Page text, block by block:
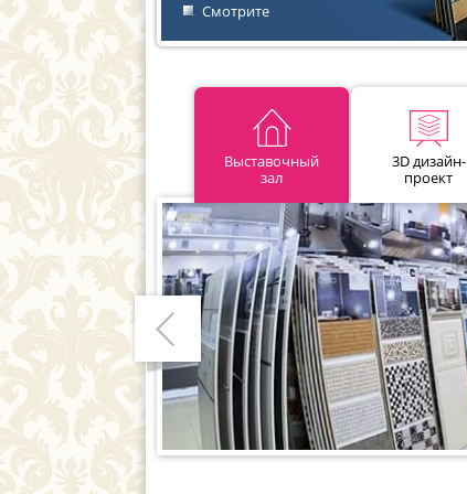
Смотрите
Выставочный
зал
3D дизайн-
проект
Предыдущий